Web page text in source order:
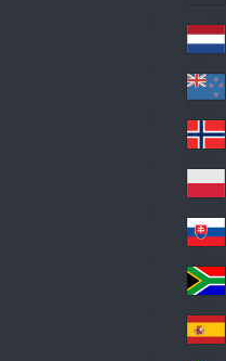
Lat
in
A
me
ric
a
Ne
the
rla
nd
s
Ne
w
Ze
ala
nd
No
rw
ay
Pol
an
d
Slo
va
kia
So
uth